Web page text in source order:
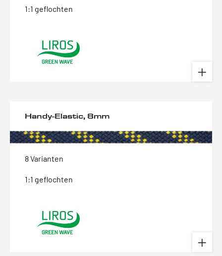
1:1 geflochten
Handy-Elastic, 8mm
8 Varianten
1:1 geflochten